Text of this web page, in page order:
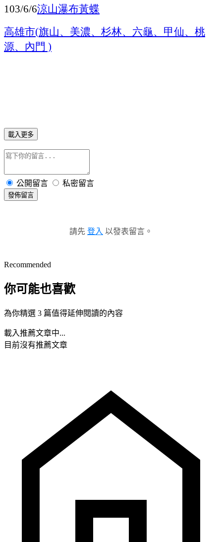
103/6/6涼山瀑布黃蝶
高雄市(旗山、美濃、杉林、六龜、甲仙、桃
源、內門 )
載入更多
公開留言 私密留言
發佈留言
請先 登入 以發表留言。
Recommended
你可能也喜歡
為你精選 3 篇值得延伸閱讀的內容
載入推薦文章中...
目前沒有推薦文章